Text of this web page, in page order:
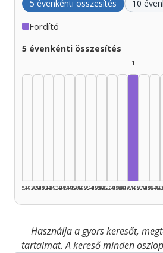
5 évenkénti összesítés 10
Fordító
5 évenkénti összesítés
1925–1929
1930–1934
1935–1939
1940–1944
1945–1949
1950–1954
1955–1959
1960–1964
1965–1969
1970–1974
1
1975–1979
1980–1984
Használja a gyors keresőt,
tartalmat. A kereső minden